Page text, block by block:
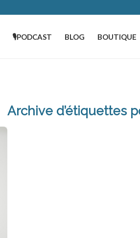
🎙️PODCAST BLOG BOUTIQUE
Archive d’étiquettes